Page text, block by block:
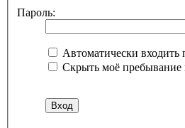
Пароль:
Автоматически
Скрыть моё пребывание